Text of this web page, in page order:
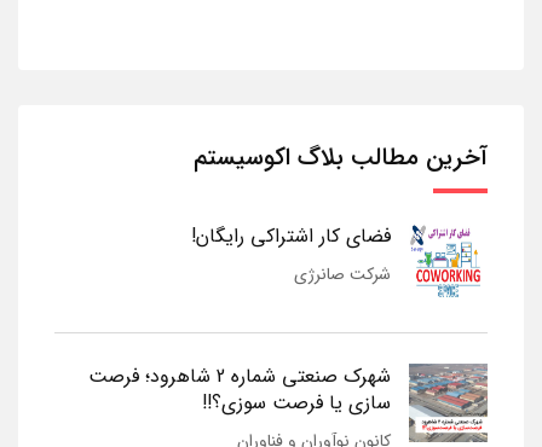
آخرین مطالب بلاگ اکوسیستم
فضای کار اشتراکی رایگان!
شرکت صانرژی
شهرک صنعتی شماره 2 شاهرود؛ فرصت
سازی یا فرصت سوزی؟!!
کانون نوآوران و فناوران